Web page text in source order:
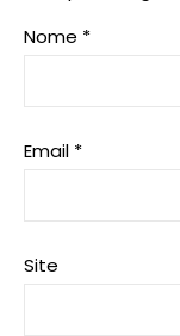
Nome *
Email *
Site